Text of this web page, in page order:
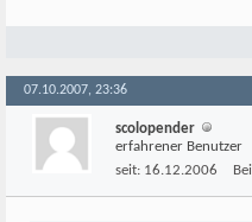
07.10.2007, 23:36
scolopender
erfahrener Benutzer
seit: 16.12.2006